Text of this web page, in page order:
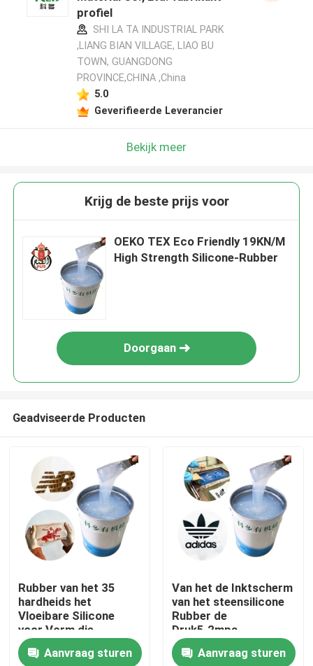
Huis
Producten
Ongeveer ons
profiel
SHI LA TA INDUSTRIAL PARK
,LIANG BIAN VILLAGE, LIAO BU
TOWN, GUANGDONG
PROVINCE,CHINA ,China
5.0
Geverifieerde Leverancier
Bekijk meer
Krijg de beste prijs voor
OEKO TEX Eco Friendly 19KN/M
High Strength Silicone-Rubber
Doorgaan
Geadviseerde Producten
Rubber van het 35
hardheids het
Vloeibare Silicone
voor Vorm die
Viscositeit 12000
makenAanvraag sturen
Van het de Inktscherm
van het steensilicone
Rubber de
Druk5.2mpa
Treksterkte
Aanvraag sturen